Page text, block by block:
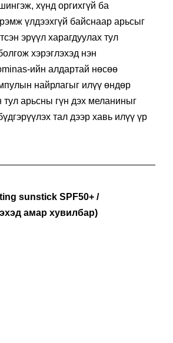
хүнд оргихгүй ба
үлдээхгүй байснаар арьсыг
эрүүл харагдуулах тул
хэрэглэхэд нэн
ийн алдартай нөсөө
найрлагыг илүү өндөр
тул арьсны гүн дэх меланиныг
тал дээр хавь илүү үр
sunstick SPF50+ /
амар хувилбар)